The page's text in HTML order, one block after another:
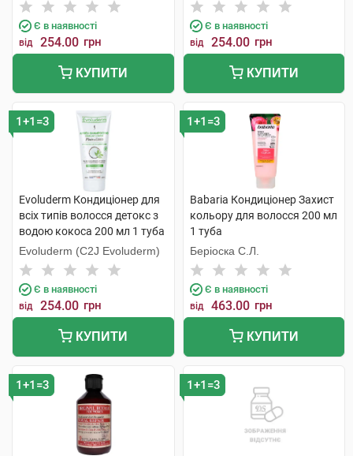
Є в наявності
від 254.00 грн
КУПИТИ
Є в наявності
від 254.00 грн
КУПИТИ
1+1=3
Evoluderm Кондиціонер для
всіх типів волосся детокс з
водою кокоса 200 мл 1 туба
Evoluderm (C2J Evoluderm)
Є в наявності
від 254.00 грн
КУПИТИ
1+1=3
Babaria Кондиціонер Захист
кольору для волосся 200 мл
1 туба
Беріоска С.Л.
Є в наявності
від 463.00 грн
КУПИТИ
1+1=3 1+1=3